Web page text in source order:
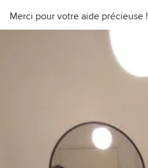
Merci pour votre aide précieuse !